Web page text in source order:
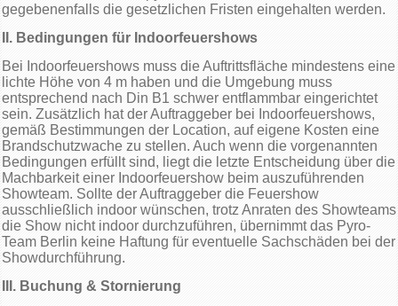
gegebenenfalls die gesetzlichen Fristen eingehalten werden.
II. Bedingungen für Indoorfeuershows
Bei Indoorfeuershows muss die Auftrittsfläche mindestens eine
lichte Höhe von 4 m haben und die Umgebung muss
entsprechend nach Din B1 schwer entflammbar eingerichtet
sein. Zusätzlich hat der Auftraggeber bei Indoorfeuershows,
gemäß Bestimmungen der Location, auf eigene Kosten eine
Brandschutzwache zu stellen. Auch wenn die vorgenannten
Bedingungen erfüllt sind, liegt die letzte Entscheidung über die
Machbarkeit einer Indoorfeuershow beim auszuführenden
Showteam. Sollte der Auftraggeber die Feuershow
ausschließlich indoor wünschen, trotz Anraten des Showteams
die Show nicht indoor durchzuführen, übernimmt das Pyro-
Team Berlin keine Haftung für eventuelle Sachschäden bei der
Showdurchführung.
III. Buchung & Stornierung